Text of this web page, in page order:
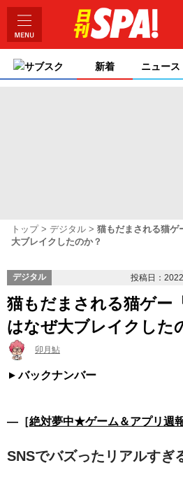
サブスク 新着 ニュース
トップ デジタル
猫もだまされる猫ゲ
大ブレイクしたのか？
デジタル 投稿日：
猫もだまされる猫ゲー
はなぜ大ブレイクした
卯月鮎
バックナンバー
―［絶対夢中★ゲーム＆アプリ週
SNSでバズったリアルすぎ